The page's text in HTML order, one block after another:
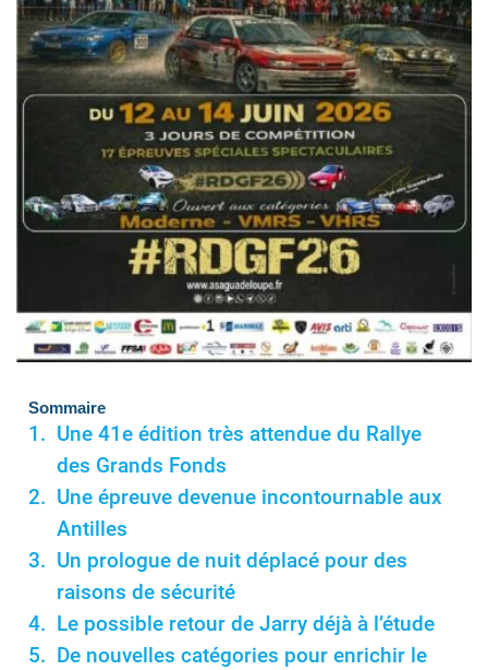
Sommaire
Une 41e édition très attendue du Rallye
des Grands Fonds
Une épreuve devenue incontournable aux
Antilles
Un prologue de nuit déplacé pour des
raisons de sécurité
Le possible retour de Jarry déjà à l’étude
De nouvelles catégories pour enrichir le